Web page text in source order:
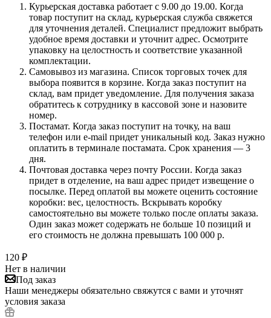
Курьерская доставка работает с 9.00 до 19.00. Когда
товар поступит на склад, курьерская служба свяжется
для уточнения деталей. Специалист предложит выбрать
удобное время доставки и уточнит адрес. Осмотрите
упаковку на целостность и соответствие указанной
комплектации.
Самовывоз из магазина. Список торговых точек для
выбора появится в корзине. Когда заказ поступит на
склад, вам придет уведомление. Для получения заказа
обратитесь к сотруднику в кассовой зоне и назовите
номер.
Постамат. Когда заказ поступит на точку, на ваш
телефон или e-mail придет уникальный код. Заказ нужно
оплатить в терминале постамата. Срок хранения — 3
дня.
Почтовая доставка через почту России. Когда заказ
придет в отделение, на ваш адрес придет извещение о
посылке. Перед оплатой вы можете оценить состояние
коробки: вес, целостность. Вскрывать коробку
самостоятельно вы можете только после оплаты заказа.
Один заказ может содержать не больше 10 позиций и
его стоимость не должна превышать 100 000 р.
120 ₽
Нет в наличии
Под заказ
Наши менеджеры обязательно свяжутся с вами и уточнят
условия заказа